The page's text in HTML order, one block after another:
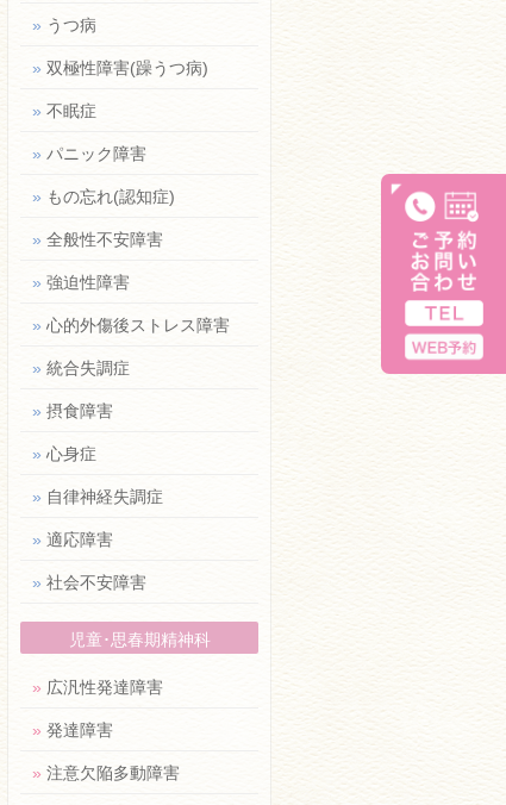
» うつ病
» 双極性障害(躁うつ病)
» 不眠症
» パニック障害
» もの忘れ(認知症)
» 全般性不安障害
» 強迫性障害
» 心的外傷後ストレス障害
» 統合失調症
» 摂食障害
» 心身症
» 自律神経失調症
» 適応障害
» 社会不安障害
児童･思春期精神科
» 広汎性発達障害
» 発達障害
» 注意欠陥多動障害